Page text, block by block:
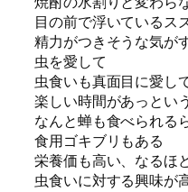
目の前で浮いているス
精力がつきそうな気が
虫を愛して
虫食いも真面目に愛し
楽しい時間があっとい
なんと蝉も食べられる
食用ゴキブリもある
栄養価も高い、なるほ
虫食いに対する興味が